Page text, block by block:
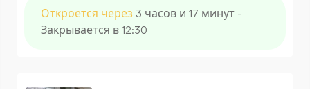
Откроется через 3 часов и 17 минут -
Закрывается в 12:30